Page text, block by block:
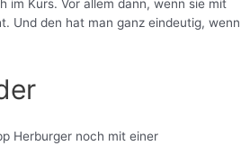
im Kurs. Vor allem dann, wenn sie mit
Und den hat man ganz eindeutig, wenn
Herburger noch mit einer